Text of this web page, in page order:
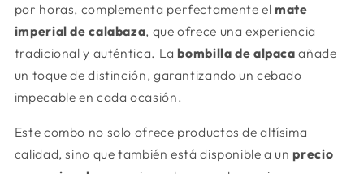
por horas, complementa perfectamente el mate
imperial de calabaza, que ofrece una experiencia
tradicional y auténtica. Labombilla de alpaca añade
un toque de distinción, garantizando un cebado
impecable en cada ocasión.
Este combo no solo ofrece productos de altísima
calidad, sino que también está disponible a unprecio